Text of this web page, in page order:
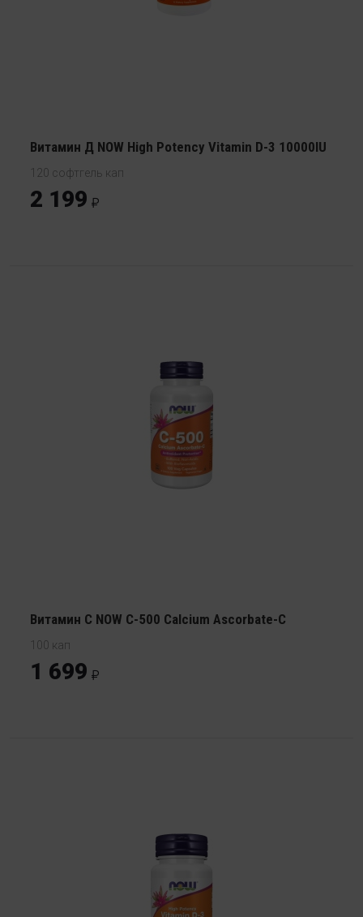
Витамин Д NOW High Potency Vitamin D-3 10000IU
120 софтгель кап
2 199
Витамин С NOW C-500 Calcium Ascorbate-C
100 кап
1 699